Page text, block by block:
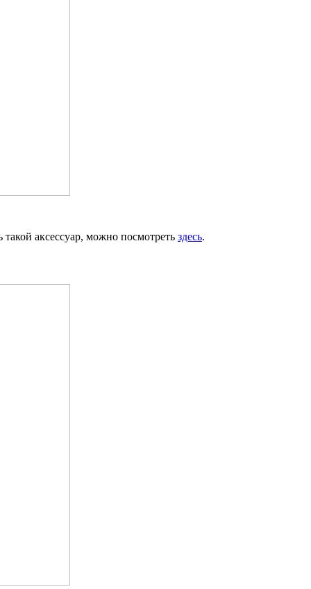
аксессуар, можно посмотреть здесь.